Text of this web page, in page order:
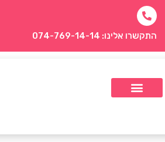
התקשרו אלינו: 074-769-14-14